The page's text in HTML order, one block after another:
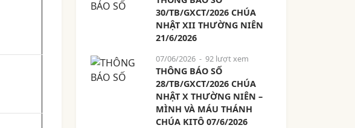
30/TB/GXCT/2026 CHÚA
NHẬT XII THƯỜNG NIÊN
21/6/2026
07/06/2026- 92 lượt xem
THÔNG BÁO SỐ
28/TB/GXCT/2026 CHÚA
NHẬT X THƯỜNG NIÊN –
MÌNH VÀ MÁU THÁNH
CHÚA KITÔ 07/6/2026